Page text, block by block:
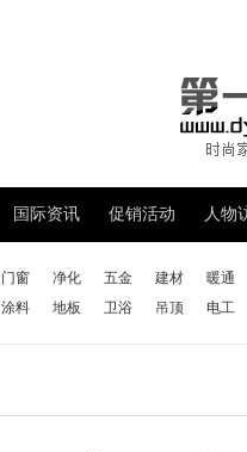
国际资讯 促销活动 人物
门窗 净化 五金 建材
暖通
涂料 地板 卫浴 吊顶 电工